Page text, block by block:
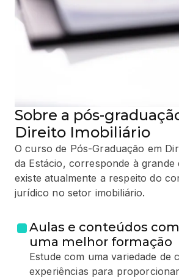
Sobre a pós-
Direito Imobiliário
O curso de Pós-Graduação em
da Estácio, corresponde à grande
existe atualmente a respeito do
jurídico no setor imobiliário.
Aulas e conteúdos
uma melhor formação
Estude com uma variedade de
experiências para